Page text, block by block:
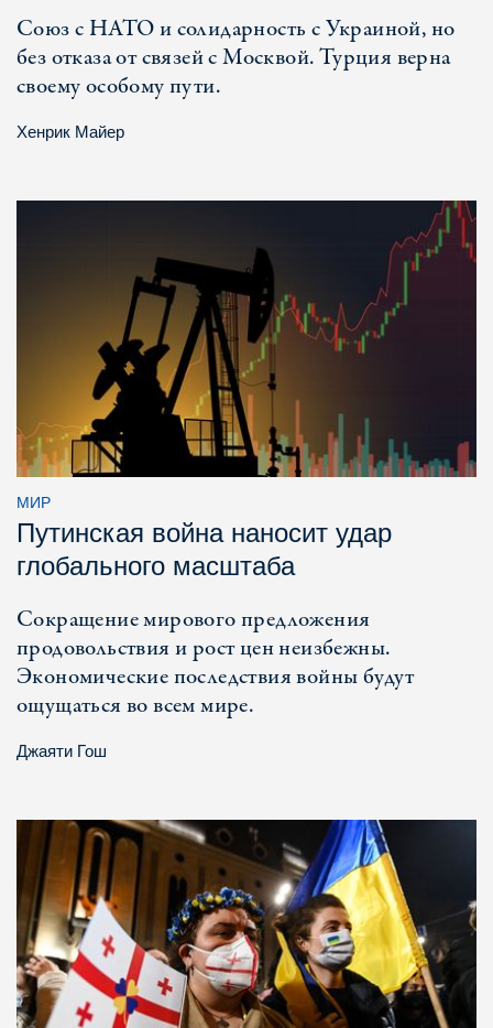
Союз с НАТО и солидарность с Украиной, но
без отказа от связей с Москвой. Турция верна
своему особому пути.
Хенрик Майер
МИР
Путинская война наносит удар
глобального масштаба
Сокращение мирового предложения
продовольствия и рост цен неизбежны.
Экономические последствия войны будут
ощущаться во всем мире.
Джаяти Гош